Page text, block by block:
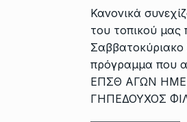
Κανονικά
του τοπικού
Σαββατοκύριακο
πρόγραμμα που
ΕΠΣΘ ΑΓΩΝ
ΓΗΠΕΔΟΥΧΟΣ